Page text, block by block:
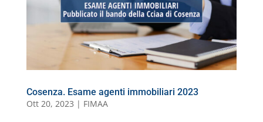
Cosenza. Esame agenti immobiliari 2023
Ott 20, 2023 | FIMAA